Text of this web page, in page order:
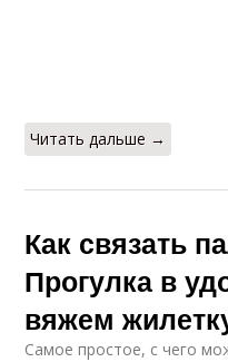
Читать дальше →
Как связать
Прогулка в
вяжем
Самое простое, с чего